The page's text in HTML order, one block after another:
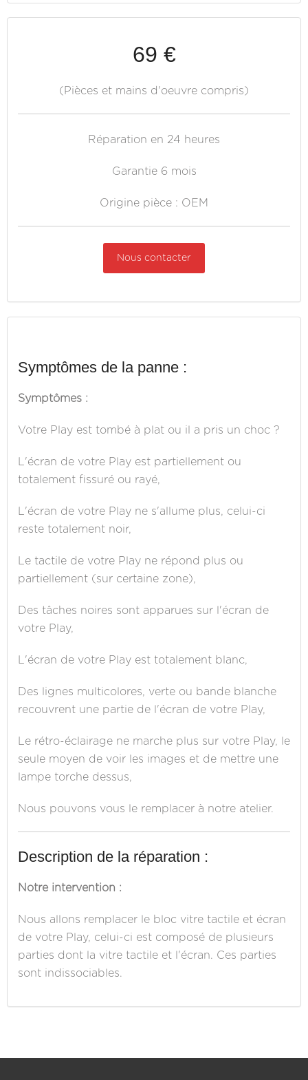
69 €
(Pièces et mains d'oeuvre compris)
Réparation en 24 heures
Garantie 6 mois
Origine pièce : OEM
Nous contacter
Symptômes de la panne :
Symptômes :
Votre Play est tombé à plat ou il a pris un choc ?
L'écran de votre Play est partiellement ou
totalement fissuré ou rayé,
L'écran de votre Play ne s'allume plus, celui-ci
reste totalement noir,
Le tactile de votre Play ne répond plus ou
partiellement (sur certaine zone),
Des tâches noires sont apparues sur l'écran de
votre Play,
L'écran de votre Play est totalement blanc,
Des lignes multicolores, verte ou bande blanche
recouvrent une partie de l'écran de votre Play,
Le rétro-éclairage ne marche plus sur votre Play, le
seule moyen de voir les images et de mettre une
lampe torche dessus,
Nous pouvons vous le remplacer à notre atelier.
Description de la réparation :
Notre intervention :
Nous allons remplacer le bloc vitre tactile et écran
de votre Play, celui-ci est composé de plusieurs
parties dont la vitre tactile et l'écran. Ces parties
sont indissociables.